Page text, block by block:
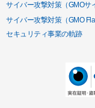
サイバー攻撃対策（GMOサ
サイバー攻撃対策（GMO
セキュリティ事業の軌跡